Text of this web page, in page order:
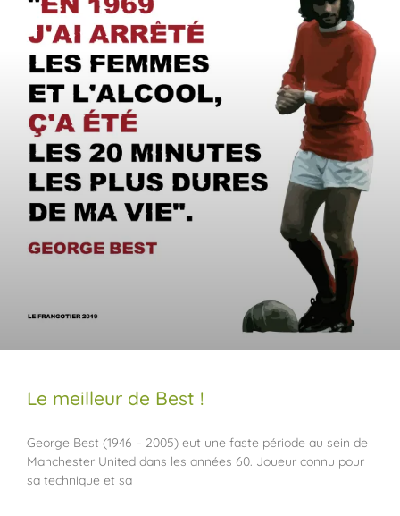
Le meilleur de Best !
George Best (1946 – 2005) eut une faste période au sein de
Manchester United dans les années 60. Joueur connu pour
sa technique et sa